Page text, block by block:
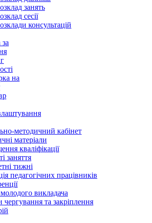
занять
сесії
консультацій
на
методичний кабінет
матеріали
кваліфікації
заняття
тижні
педагогічних працівників
викладача
чергування та закріплення